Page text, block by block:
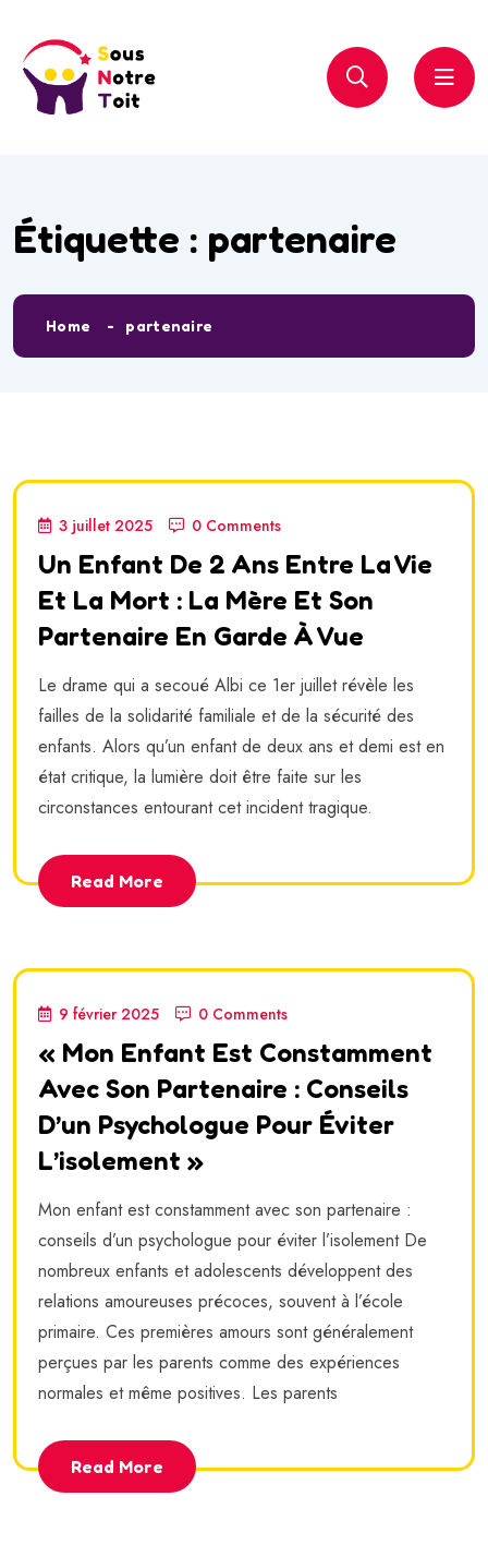
Étiquette : partenaire
Home partenaire
3 juillet 2025 0 Comments
Un Enfant De 2 Ans Entre La Vie
Et La Mort : La Mère Et Son
Partenaire En Garde À Vue
Le drame qui a secoué Albi ce 1er juillet révèle les
failles de la solidarité familiale et de la sécurité des
enfants. Alors qu’un enfant de deux ans et demi est en
état critique, la lumière doit être faite sur les
circonstances entourant cet incident tragique.
Read More
9 février 2025 0 Comments
« Mon Enfant Est Constamment
Avec Son Partenaire : Conseils
D’un Psychologue Pour Éviter
L’isolement »
Mon enfant est constamment avec son partenaire :
conseils d’un psychologue pour éviter l’isolement De
nombreux enfants et adolescents développent des
relations amoureuses précoces, souvent à l’école
primaire. Ces premières amours sont généralement
perçues par les parents comme des expériences
normales et même positives. Les parents
Read More